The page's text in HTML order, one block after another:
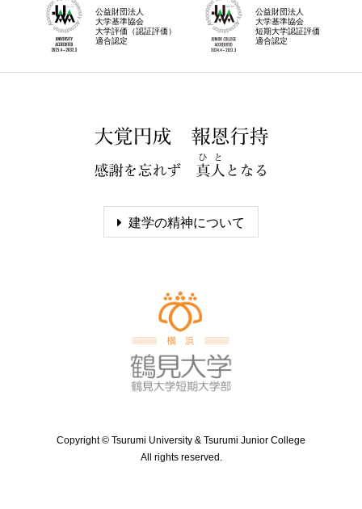
公益財団法人
大学基準協会
大学評価（認証評価）
適合認定
公益財団法人
大学基準協会
短期大学認証評価
適合認定
建学の精神について
Copyright © Tsurumi University & Tsurumi Junior College
All rights reserved.